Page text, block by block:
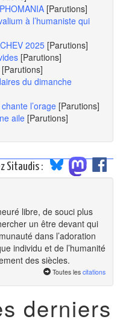
[Parutions]
à l’humaniste qui
2025 [Parutions]
[Parutions]
[Parutions]
du dimanche
l’orage [Parutions]
aile [Parutions]
Sitaudis :
libre, de souci plus
un être devant qui
dans l’adoration
individu et de l’humanité
des siècles.
Toutes les citations
derniers